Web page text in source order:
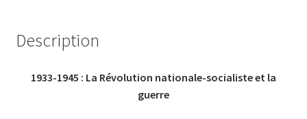
Description
1933-1945 : La Révolution nationale-socialiste et la
guerre